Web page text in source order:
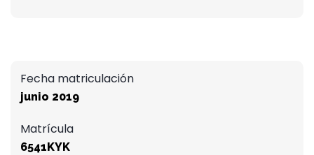
Fecha matriculación
junio 2019
Matrícula
6541KYK